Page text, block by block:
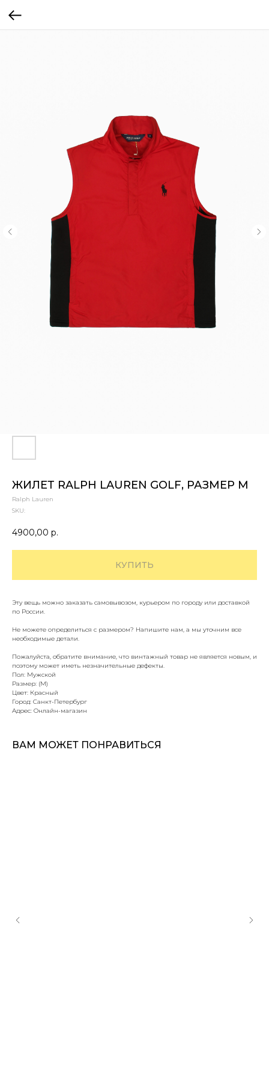
ЖИЛЕТ RALPH LAUREN GOLF, РАЗМЕР M
Ralph Lauren
SKU:
4900,00 р.
КУПИТЬ
Эту вещь можно заказать самовывозом, курьером по городу или доставкой
по России.
Не можете определиться с размером? Напишите нам, а мы уточним все
необходимые детали.
Пожалуйста, обратите внимание, что винтажный товар не является новым, и
поэтому может иметь незначительные дефекты.
Пол: Мужской
Размер: (M)
Цвет: Красный
Город: Санкт-Петербург
Адрес: Онлайн-магазин
ВАМ МОЖЕТ ПОНРАВИТЬСЯ